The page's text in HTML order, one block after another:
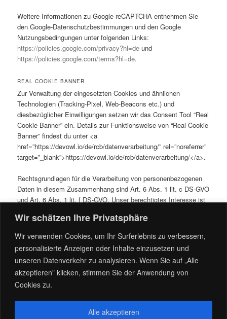
Wir schätzen Ihre Privatsphäre
Wir verwenden Cookies, um Ihr Surferlebnis zu verbessern,
personalisierte Anzeigen oder Inhalte einzusetzen und
unseren Datenverkehr zu analysieren. Wenn Sie auf „Alle
akzeptieren" klicken, stimmen Sie der Anwendung von
Cookies zu.
Alle akzeptieren
Weitere Informationen zu Google reCAPTCHA entnehmen Sie
den Google-Datenschutzbestimmungen und den Google
Nutzungsbedingungen unter folgenden Links:
https://policies.google.com/privacy?hl=de und
https://policies.google.com/terms?hl=de.
REAL COOKIE BANNER
Zur Verwaltung der eingesetzten Cookies und ähnlichen
Technologien (Tracking-Pixel, Web-Beacons etc.) und
diesbezüglicher Einwilligungen setzen wir das Consent Tool “Real
Cookie Banner” ein. Details zur Funktionsweise von “Real Cookie
Banner” findest du unter <a
href=”https://devowl.io/de/rcb/datenverarbeitung/” rel=”noreferrer”
target=”_blank”>https://devowl.io/de/rcb/datenverarbeitung/</a>.
Rechtsgrundlagen für die Verarbeitung von personenbezogenen
Daten in diesem Zusammenhang sind Art. 6 Abs. 1 lit. c DS-GVO
und Art. 6 Abs. 1 lit. f DS-GVO. Unser berechtigtes Interesse ist
Technologien und der diesbezüglichen Einwilligungen.
Die Bereitstellung der personenbezogenen Daten ist weder
vertraglich vorgeschrieben noch für den Abschluss eines
Vertrages notwendig. Du bist nicht verpflichtet die
personenbezogenen Daten bereitzustellen. Wenn du die
personenbezogenen Daten nicht bereitstellst, können wir deine
https://www.e-recht24.de